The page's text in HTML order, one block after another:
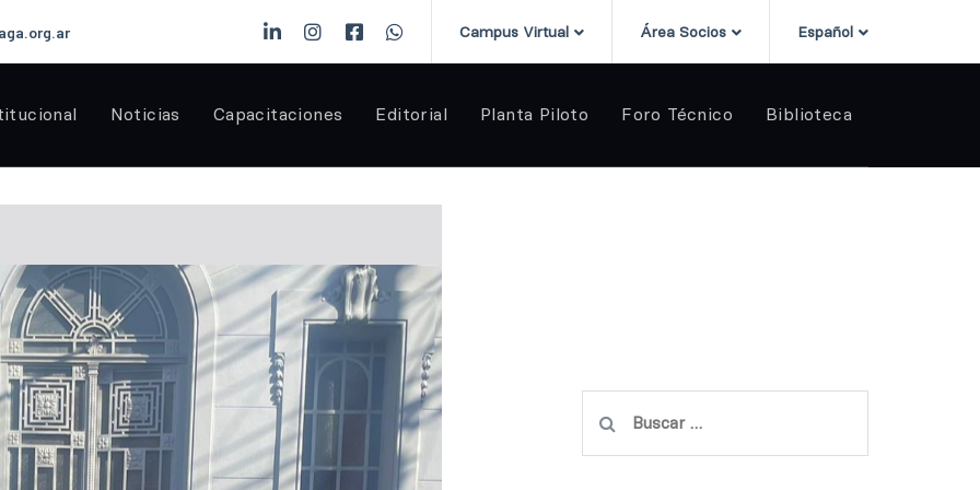
Campus Virtual Área Socios Español
Noticias Capacitaciones Editorial Planta Piloto Foro Técnico Biblioteca